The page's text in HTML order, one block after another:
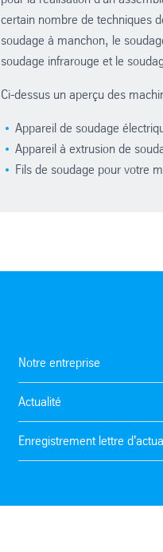
certain nombre de techniques
soudage à manchon, le
soudage infrarouge et le
Ci-dessus un aperçu des
Appareil de soudage
Appareil à extrusion de
Fils de soudage pour votre
Notre entreprise
Actualité
Enregistrement lettre